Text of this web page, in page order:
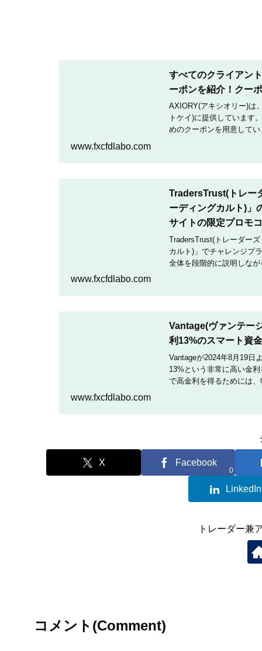
すべてのクライアン
ーポンを紹介！クー
AXIORY(アキシオリー)は
トケイ)に提供しています
めのクーポンを用意して
www.fxcfdlabo.com
TradersTrust(トレー
ーディングカルト)」
サイトの限定プロモ
TradersTrust(トレーダー
カルト)」でチャレンジプ
全体を段階的に説明しな
TradingCultがほぼ定期的
www.fxcfdlabo.com
Vantage(ヴァンテー
利13%のスマート資
Vantageが2024年8月19日
13%という非常に高い金
で高金利を得るためには
を行いたい人は、この記
www.fxcfdlabo.com
X Facebook
0
LinkedIn
トレーダー兼
コメント(Comment)